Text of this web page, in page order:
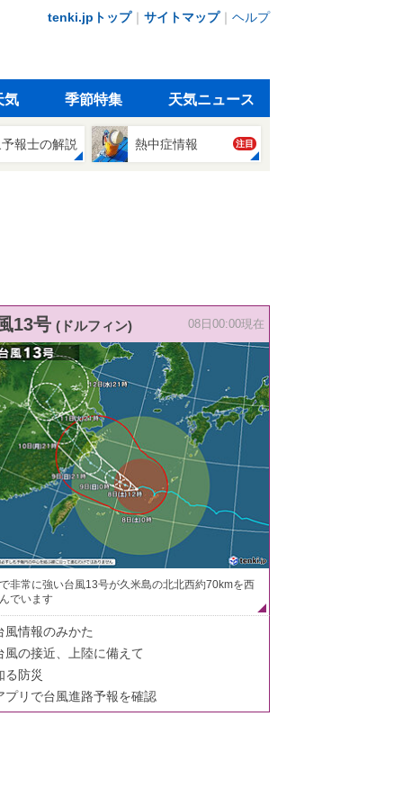
tenki.jpトップ｜ サイトマップ｜ ヘルプ
気 季節特集 天気ニュース
報士の解説 熱中症情報 注目
13号 (ドルフィン) 08日00:00現在
非常に強い台風13号が久米島の北北西約70kmを西
でいます
風情報のみかた
風の接近、上陸に備えて
る防災
プリで台風進路予報を確認